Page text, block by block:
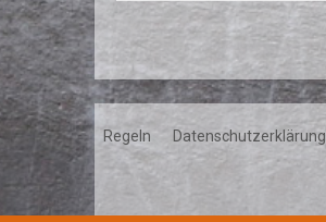
Regeln Datenschutzerklärung